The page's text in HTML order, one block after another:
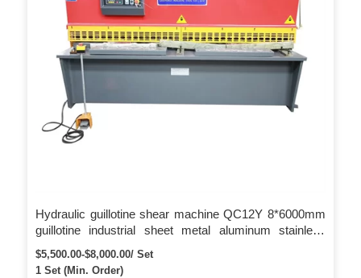
Hydraulic guillotine shear machine QC12Y 8*6000mm
guillotine industrial sheet metal aluminum stainless
steel cutting shearing m
$5,500.00-$8,000.00/ Set
1 Set (Min. Order)